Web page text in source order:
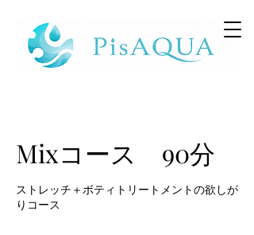
Mixコース 90分
ストレッチ＋ボティトリートメントの欲しが
りコース